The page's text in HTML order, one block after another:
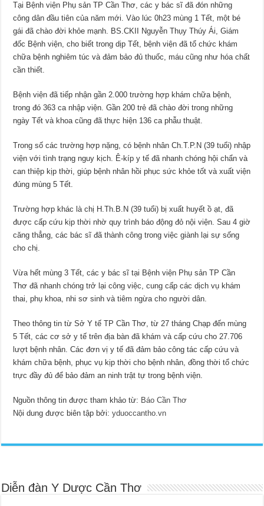
Tại Bệnh viện Phụ sản TP Cần Thơ, các y bác sĩ đã đón những
công dân đầu tiên của năm mới. Vào lúc 0h23 mùng 1 Tết, một bé
gái đã chào đời khỏe mạnh. BS.CKII Nguyễn Thụy Thúy Ái, Giám
đốc Bệnh viện, cho biết trong dịp Tết, bệnh viện đã tổ chức khám
chữa bệnh nghiêm túc và đảm bảo đủ thuốc, máu cũng như hóa chất
cần thiết.
Bệnh viện đã tiếp nhận gần 2.000 trường hợp khám chữa bệnh,
trong đó 363 ca nhập viện. Gần 200 trẻ đã chào đời trong những
ngày Tết và khoa cũng đã thực hiện 136 ca phẫu thuật.
Trong số các trường hợp nặng, có bệnh nhân Ch.T.P.N (39 tuổi) nhập
viện với tình trạng nguy kịch. Ê-kíp y tế đã nhanh chóng hội chẩn và
can thiệp kịp thời, giúp bệnh nhân hồi phục sức khỏe tốt và xuất viện
đúng mùng 5 Tết.
Trường hợp khác là chị H.Th.B.N (39 tuổi) bị xuất huyết ồ ạt, đã
được cấp cứu kịp thời nhờ quy trình báo động đỏ nội viện. Sau 4 giờ
căng thẳng, các bác sĩ đã thành công trong việc giành lại sự sống
cho chị.
Vừa hết mùng 3 Tết, các y bác sĩ tại Bệnh viện Phụ sản TP Cần
Thơ đã nhanh chóng trở lại công việc, cung cấp các dịch vụ khám
thai, phụ khoa, nhi sơ sinh và tiêm ngừa cho người dân.
Theo thông tin từ Sở Y tế TP Cần Thơ, từ 27 tháng Chạp đến mùng
5 Tết, các cơ sở y tế trên địa bàn đã khám và cấp cứu cho 27.706
lượt bệnh nhân. Các đơn vị y tế đã đảm bảo công tác cấp cứu và
khám chữa bệnh, phục vụ kịp thời cho bệnh nhân, đồng thời tổ chức
trực đầy đủ để bảo đảm an ninh trật tự trong bệnh viện.
Nguồn thông tin được tham khảo từ: Báo Cần Thơ
Nội dung được biên tập bởi:yduoccantho.vn
Diễn đàn Y Dược Cần Thơ